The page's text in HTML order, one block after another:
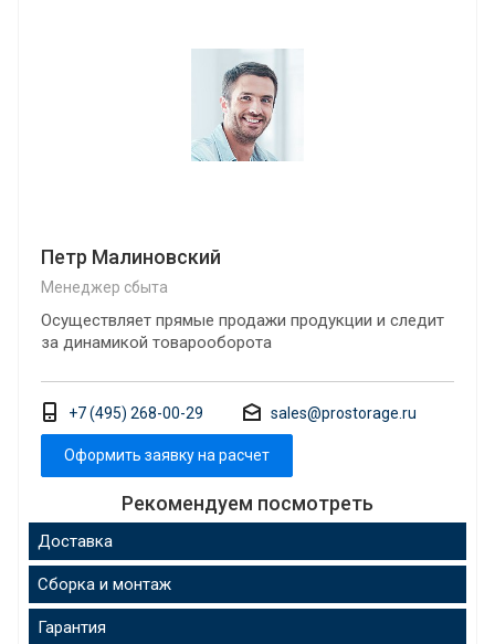
Петр Малиновский
Менеджер сбыта
Осуществляет прямые продажи продукции и следит
за динамикой товарооборота
+7 (495) 268-00-29 sales@prostorage.ru
Оформить заявку на расчет
Рекомендуем посмотреть
Доставка
Сборка и монтаж
Гарантия